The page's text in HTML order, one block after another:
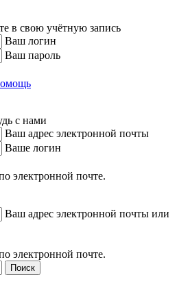
в свою учётную запись
Ваш логин
Ваш пароль
с нами
Ваш адрес электронной почты
Ваше логин
электронной почте.
Ваш адрес электронной почты или
электронной почте.